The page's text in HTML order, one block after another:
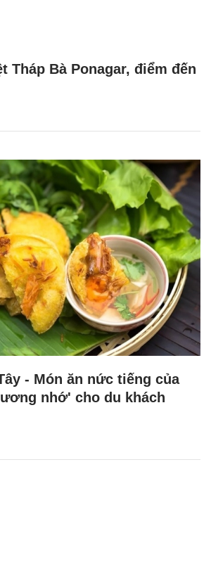
Tháp Bà Ponagar, điểm đến
- Món ăn nức tiếng của
nhớ' cho du khách